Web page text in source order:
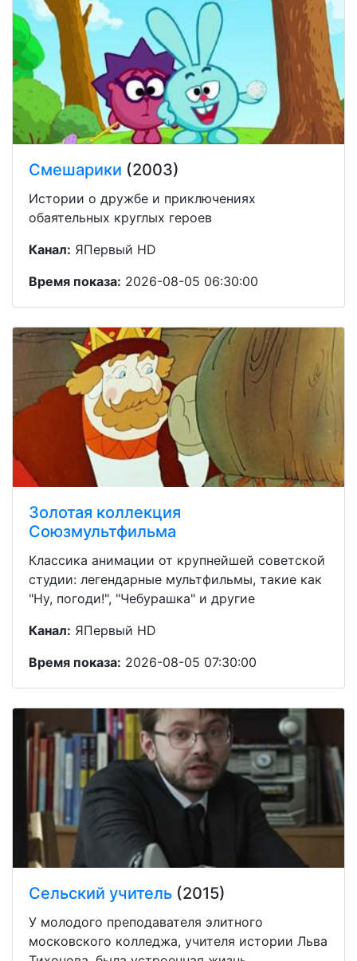
Смешарики (2003)
Истории о дружбе и приключениях
обаятельных круглых героев
Канал: ЯПервый HD
Время показа: 2026-08-05 06:30:00
Золотая коллекция
Союзмультфильма
Классика анимации от крупнейшей советской
студии: легендарные мультфильмы, такие как
"Ну, погоди!", "Чебурашка" и другие
Канал: ЯПервый HD
Время показа: 2026-08-05 07:30:00
Сельский учитель (2015)
У молодого преподавателя элитного
московского колледжа, учителя истории Льва